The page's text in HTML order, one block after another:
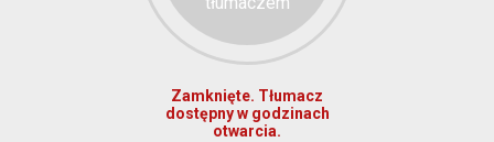
Zamknięte. Tłumacz
dostępny w godzinach
otwarcia.